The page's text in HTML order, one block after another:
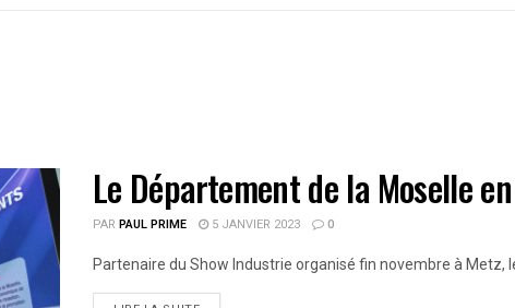
Le Département de la Moselle
PAR PAUL PRIME 5 JANVIER 2023 0
Partenaire du Show Industrie organisé fin novembre à Metz,